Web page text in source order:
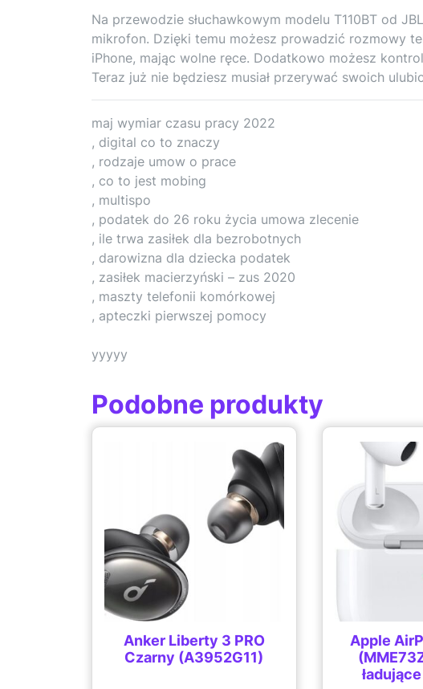
Na przewodzie słuchawkowym modelu T110BT od
mikrofon. Dzięki temu możesz prowadzić rozmowy
iPhone, mając wolne ręce. Dodatkowo możesz
Teraz już nie będziesz musiał przerywać swoich
maj wymiar czasu pracy 2022
, digital co to znaczy
, rodzaje umow o prace
, co to jest mobing
, multispo
, podatek do 26 roku życia umowa zlecenie
, ile trwa zasiłek dla bezrobotnych
, darowizna dla dziecka podatek
, zasiłek macierzyński – zus 2020
, maszty telefonii komórkowej
, apteczki pierwszej pomocy
yyyyy
Podobne produkty
Anker Liberty 3 PRO
Czarny (A3952G11)
Apple